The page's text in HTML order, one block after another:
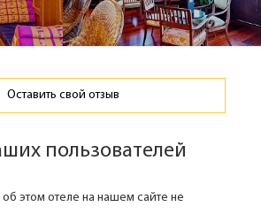
Оставить свой отзыв
пользователей
этом отеле на нашем сайте не